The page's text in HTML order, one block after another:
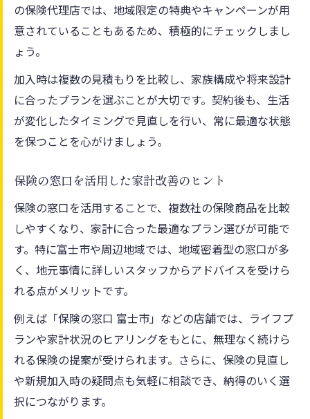
の保険代理店では、地域限定の特典やキャンペーンが用
意されていることもあるため、積極的にチェックしまし
ょう。
加入時は複数の見積もりを比較し、家族構成や将来設計
に合ったプランを選ぶことが大切です。契約後も、生活
が変化したタイミングで見直しを行い、常に最適な状態
を保つことを心がけましょう。
保険の窓口を活用した家計改善のヒント
保険の窓口を活用することで、複数社の保険商品を比較
しやすくなり、家計に合った最適なプラン選びが可能で
す。特に富士市や周辺地域では、地域密着型の窓口が多
く、地元事情に詳しいスタッフからアドバイスを受けら
れる点がメリットです。
例えば「保険の窓口 富士市」などの店舗では、ライフプ
ランや家計状況のヒアリングをもとに、無理なく続けら
れる保険の提案が受けられます。さらに、保険の見直し
や新規加入時の疑問点も気軽に相談でき、納得のいく選
択につながります。